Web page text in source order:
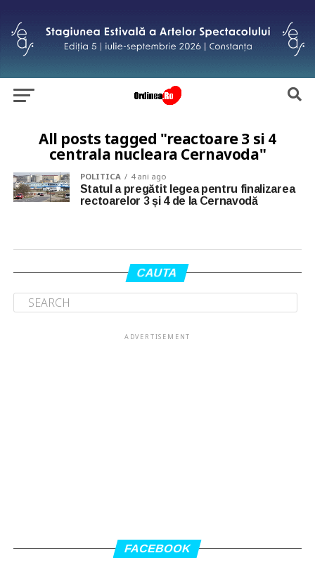
All posts tagged "reactoare 3 si 4
centrala nucleara Cernavoda"
POLITICA 4 ani ago
Statul a pregătit legea pentru finalizarea
rectoarelor 3 și 4 de la Cernavodă
CAUTA
ADVERTISEMENT
FACEBOOK